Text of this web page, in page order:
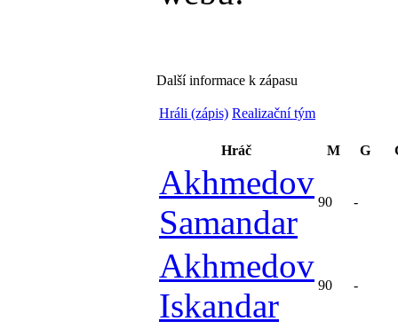
Další informace k zápasu
Hráli (zápis) Realizační tým
Hráč M G
Akhmedov
Samandar
90 -
Akhmedov
Iskandar
90 -